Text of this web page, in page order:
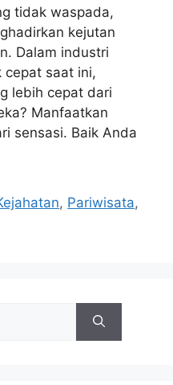
tidak waspada,
kejutan
Dalam industri
cepat saat ini,
lebih cepat dari
Manfaatkan
sensasi. Baik Anda
, Pariwisata,